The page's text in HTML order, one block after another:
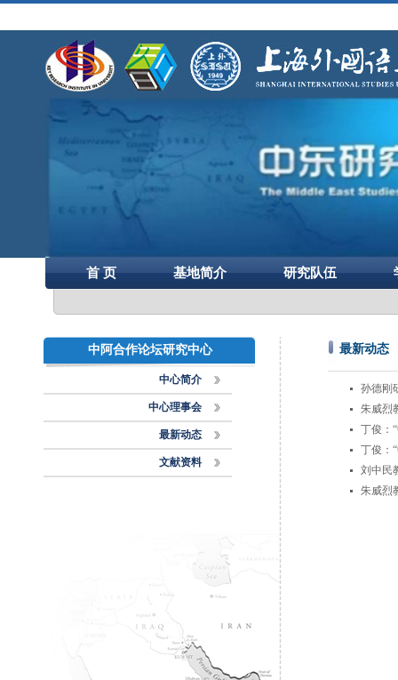
首 页 基地简介 研究队伍
中阿合作论坛研究中心
中心简介
中心理事会
最新动态
文献资料
最新动态
孙德刚
朱威烈
丁俊：
丁俊：
刘中民
朱威烈